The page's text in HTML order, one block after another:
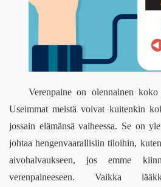
Verenpaine on olennainen
Useimmat meistä voivat kuitenkin
jossain elämänsä vaiheessa. Se on
johtaa hengenvaarallisiin tiloihin,
aivohalvaukseen, jos emme
verenpaineeseen. Vaikka